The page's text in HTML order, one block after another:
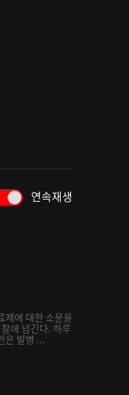
연속재생
제에 대한 소문을
에 넘긴다. 하루
은 발병 ...